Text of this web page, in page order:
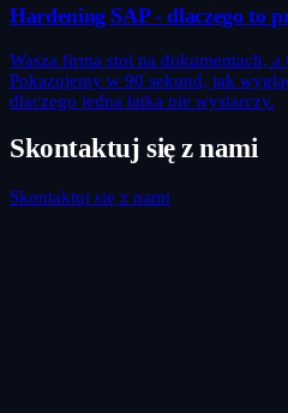
Hardening SAP - dlaczego to
Wasza firma stoi na dokumentach, a
Pokazujemy w 90 sekund, jak
dlaczego jedna łatka nie wystarczy.
Skontaktuj się z nami
Skontaktuj się z nami